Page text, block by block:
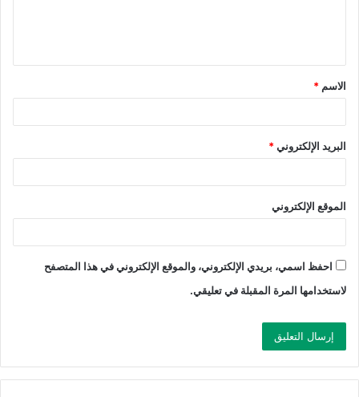
الاسم *
البريد الإلكتروني*
الموقع الإلكتروني
احفظ اسمي، بريدي الإلكتروني، والموقع الإلكتروني في هذا المتصفح
لاستخدامها المرة المقبلة في تعليقي.